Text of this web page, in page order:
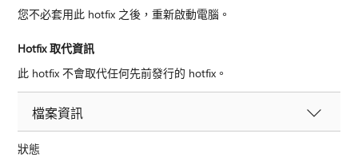
您不必套用此 hotfix 之後，重新啟動電腦。
Hotfix 取代資訊
此 hotfix 不會取代任何先前發行的 hotfix。
檔案資訊
狀態